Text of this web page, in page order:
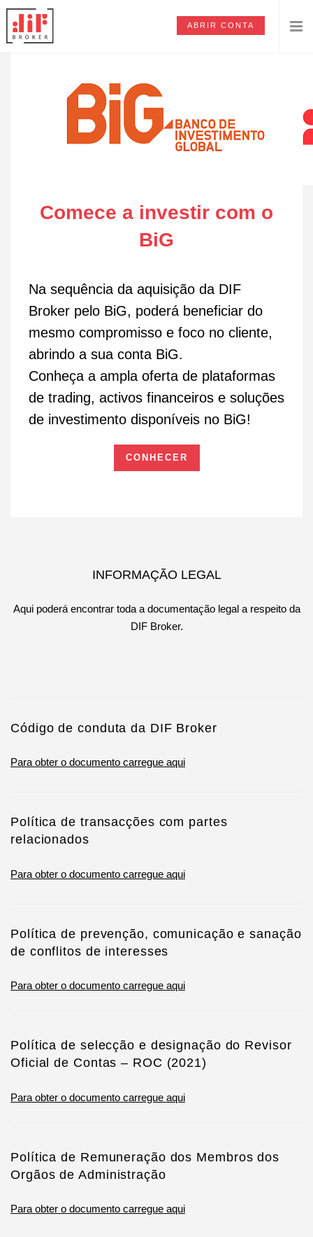
ABRIR CONTA
Comece a investir com o
BiG
Na sequência da aquisição da DIF
Broker pelo BiG, poderá beneficiar do
mesmo compromisso e foco no cliente,
abrindo a sua conta BiG.
Conheça a ampla oferta de plataformas
de trading, activos financeiros e soluções
de investimento disponíveis no BiG!
CONHECER
INFORMAÇÃO LEGAL
Aqui poderá encontrar toda a documentação legal a respeito da
DIF Broker.
Código de conduta da DIF Broker
Para obter o documento carregue aqui
Política de transacções com partes
relacionados
Para obter o documento carregue aqui
Política de prevenção, comunicação e sanação
de conflitos de interesses
Para obter o documento carregue aqui
Política de selecção e designação do Revisor
Oficial de Contas – ROC (2021)
Para obter o documento carregue aqui
Política de Remuneração dos Membros dos
Orgãos de Administração
Para obter o documento carregue aqui